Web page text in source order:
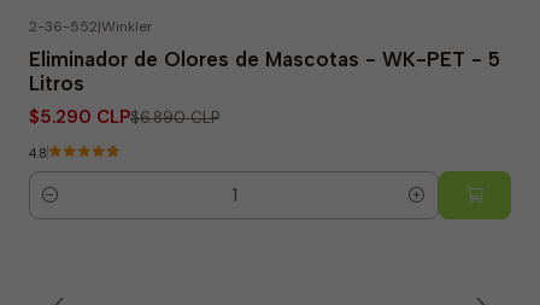
2-36-552|Winkler
Eliminador de Olores de Mascotas - WK-PET - 5
Litros
$5.290 CLP$6.890 CLP
4.8
Cantidad